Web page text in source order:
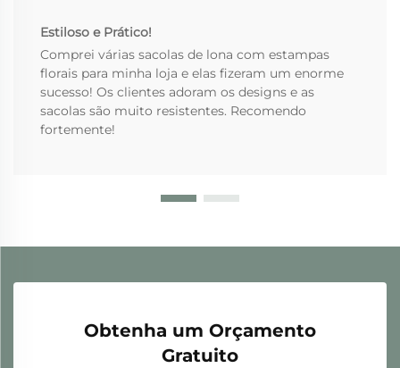
Estiloso e Prático!
Comprei várias sacolas de lona com estampas
florais para minha loja e elas fizeram um enorme
sucesso! Os clientes adoram os designs e as
sacolas são muito resistentes. Recomendo
fortemente!
Obtenha um Orçamento
Gratuito